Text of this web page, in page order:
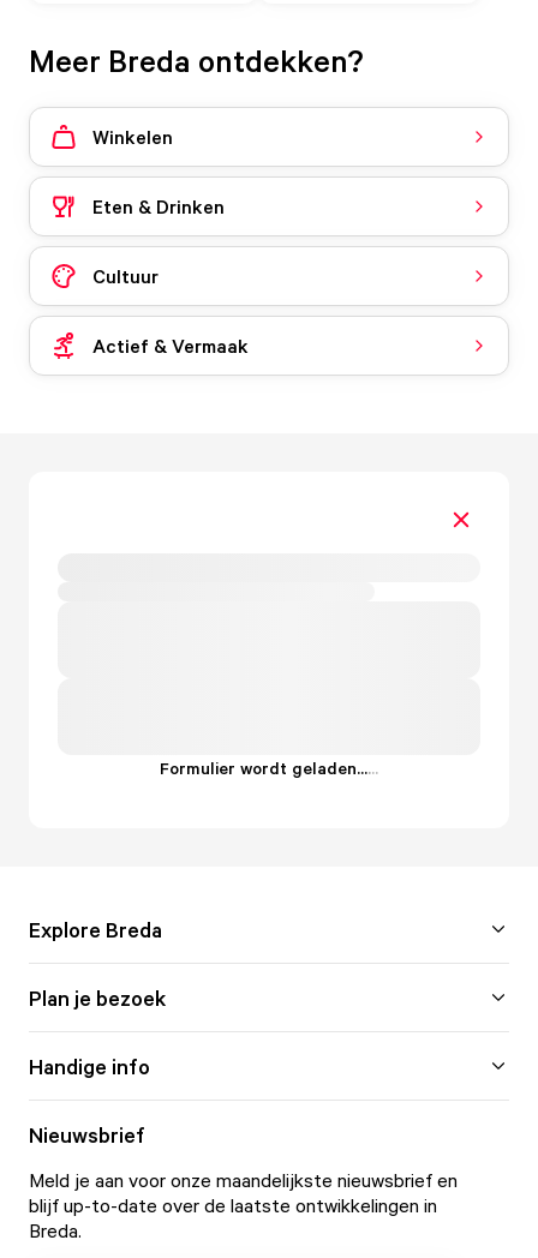
Meer Breda ontdekken?
Winkelen
Eten & Drinken
Cultuur
Actief & Vermaak
Formulier wordt geladen......
Explore Breda
Plan je bezoek
Handige info
Nieuwsbrief
Meld je aan voor onze maandelijkste nieuwsbrief en
blijf up-to-date over de laatste ontwikkelingen in
Breda.